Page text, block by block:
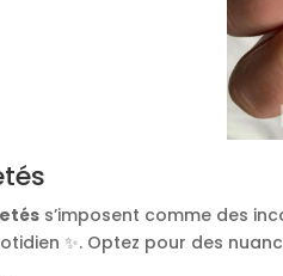
s’imposent comme des
✨. Optez pour des